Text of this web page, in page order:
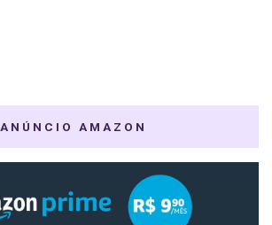
ANÚNCIO AMAZON